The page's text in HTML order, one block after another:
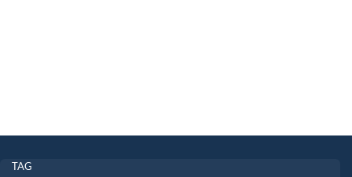
TAG